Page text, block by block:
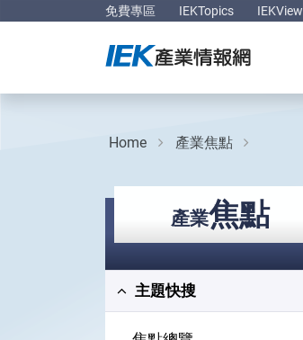
免費專區 IEKTopics IEKView
Home 產業焦點
產業焦點
主題快搜